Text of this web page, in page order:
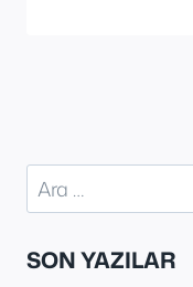
Arama:
SON YAZILAR